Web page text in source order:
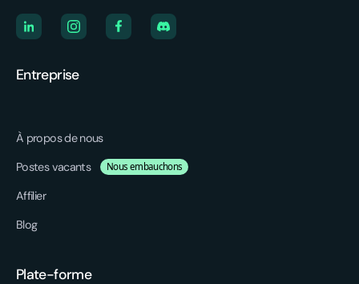
Entreprise
À propos de nous
Postes vacants
Nous embauchons
Affilier
Blog
Plate-forme